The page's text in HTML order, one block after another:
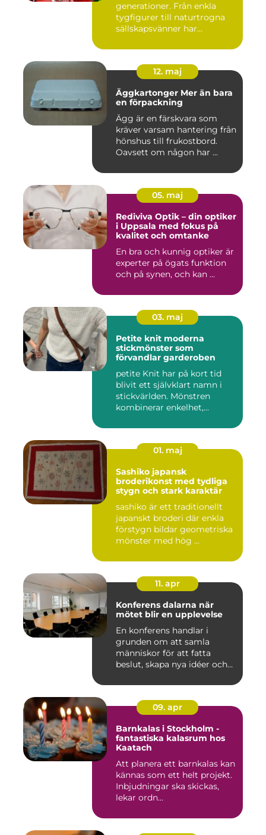
generationer. Från enkla
tygfigurer till naturtrogna
sällskapsvänner har...
12. maj
Äggkartonger Mer än bara
en förpackning
Ägg är en färskvara som
kräver varsam hantering från
hönshus till frukostbord.
Oavsett om någon har ...
05. maj
Rediviva Optik – din optiker
i Uppsala med fokus på
kvalitet och omtanke
En bra och kunnig optiker är
experter på ögats funktion
och på synen, och kan ...
03. maj
Petite knit moderna
stickmönster som
förvandlar garderoben
petite Knit har på kort tid
blivit ett självklart namn i
stickvärlden. Mönstren
kombinerar enkelhet,...
01. maj
Sashiko japansk
broderikonst med tydliga
stygn och stark karaktär
sashiko är ett traditionellt
japanskt broderi där enkla
förstygn bildar geometriska
mönster med hög ...
11. apr
Konferens dalarna när
mötet blir en upplevelse
En konferens handlar i
grunden om att samla
människor för att fatta
beslut, skapa nya idéer och
09. apr
Barnkalas i Stockholm -
fantastiska kalasrum hos
Kaatach
Att planera ett barnkalas kan
kännas som ett helt projekt.
Inbjudningar ska skickas,
lekar ordn...